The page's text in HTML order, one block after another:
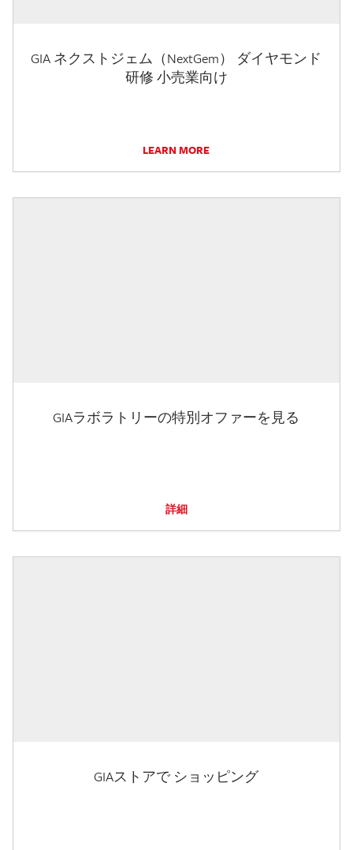
GIA ネクストジェム（NextGem） ダイヤモンド
研修 小売業向け
LEARN MORE
GIAラボラトリーの特別オファーを見る
詳細
GIAストアで ショッピング